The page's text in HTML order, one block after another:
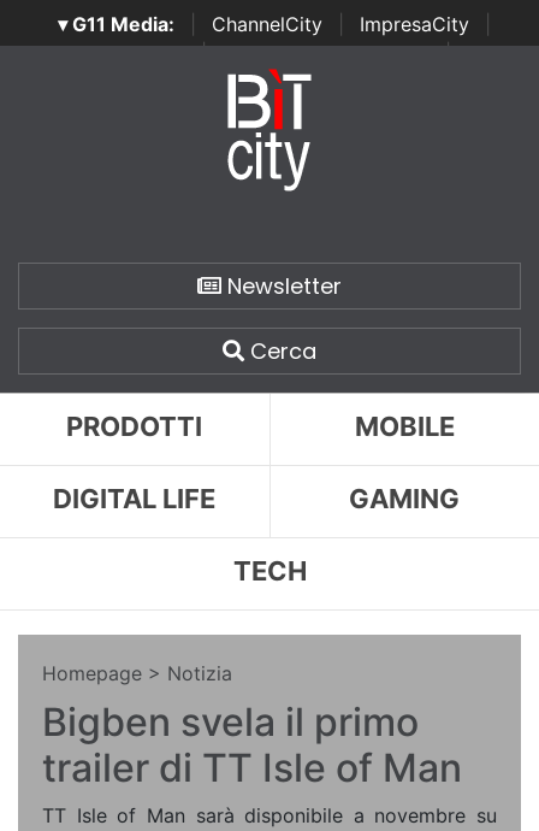
▾ G11 Media: ChannelCity ImpresaCity
SecurityOpenLab | Italian Channel Awards | Italian
Italian Security Awards
Newsletter
Cerca
PRODOTTI MOBILE
DIGITAL LIFE GAMING
TECH
Homepage > Notizia
Bigben svela il primo
trailer di TT Isle of Man
TT Isle of Man sarà disponibile a novembre su